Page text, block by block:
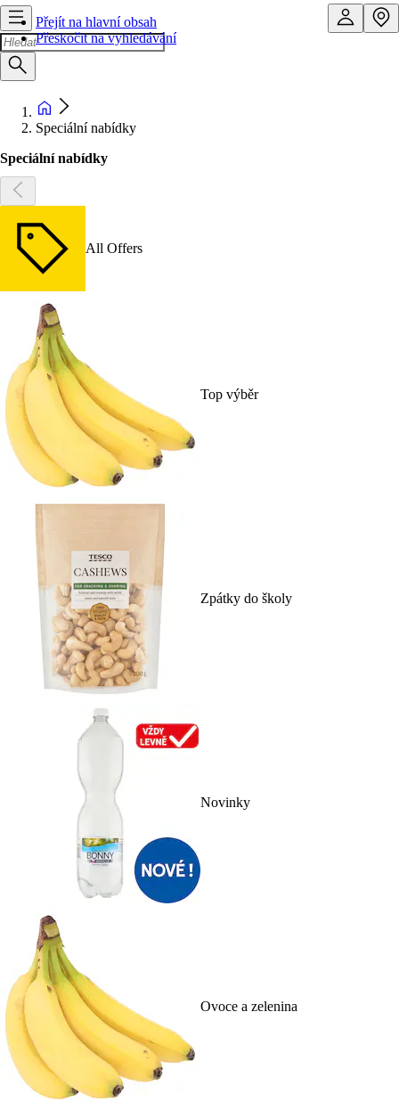
Přejít na hlavní obsah
Přeskočit na vyhledávání
Speciální nabídky
Speciální nabídky
All Offers
Top výběr
Zpátky do školy
Novinky
Ovoce a zelenina